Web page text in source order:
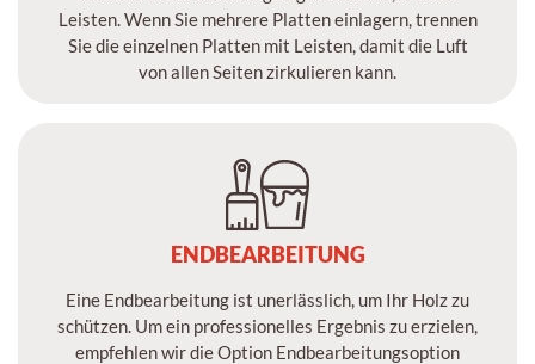
Leisten. Wenn Sie mehrere Platten einlagern, trennen
Sie die einzelnen Platten mit Leisten, damit die Luft
von allen Seiten zirkulieren kann.
ENDBEARBEITUNG
Eine Endbearbeitung ist unerlässlich, um Ihr Holz zu
schützen. Um ein professionelles Ergebnis zu erzielen,
empfehlen wir die Option Endbearbeitungsoption